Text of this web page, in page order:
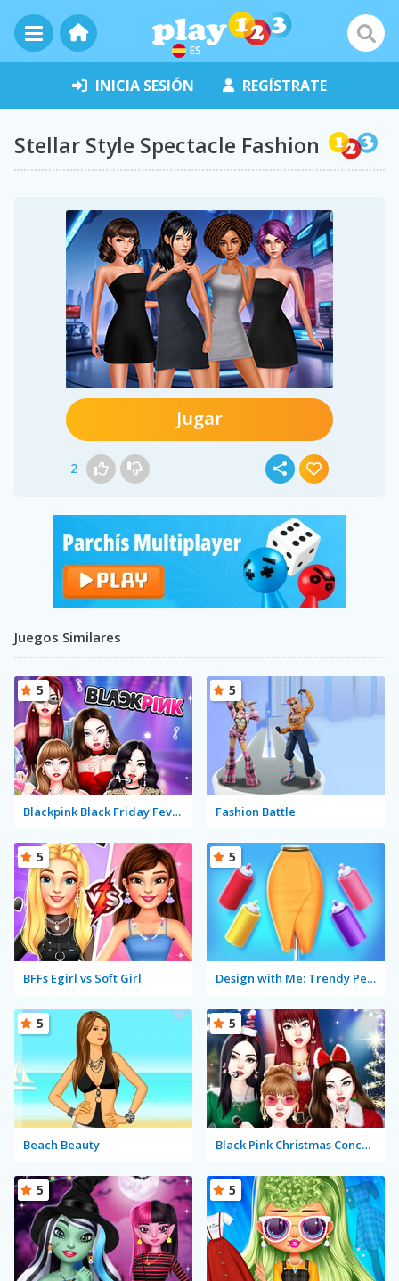
ES
INICIA SESIÓN REGÍSTRATE
Stellar Style Spectacle Fashion
Jugar
2
Juegos Similares
Blackpink Black Friday Fever
5
Fashion Battle
5
BFFs Egirl vs Soft Girl
5
Design with Me: Trendy Pencil skirt
5
Beach Beauty
5
Black Pink Christmas Concert
5
5 5